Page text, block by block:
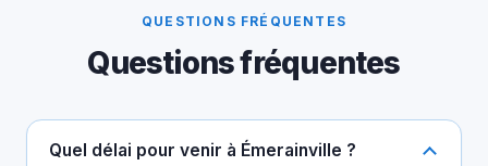
QUESTIONS FRÉQUENTES
Questions fréquentes
Quel délai pour venir à Émerainville ?